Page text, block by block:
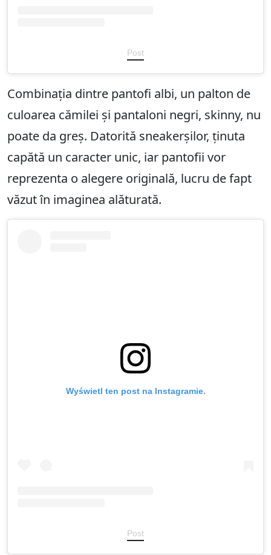
Post
Combinația dintre pantofi albi, un palton de
culoarea cămilei și pantaloni negri, skinny, nu
poate da greș. Datorită sneakerșilor, ținuta
capătă un caracter unic, iar pantofii vor
reprezenta o alegere originală, lucru de fapt
văzut în imaginea alăturată.
Wyświetl ten post na Instagramie.
Post